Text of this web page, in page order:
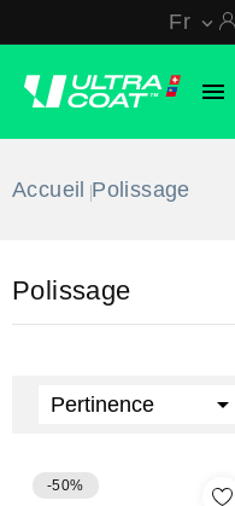
Fr 

Accueil Polissage
Polissage
Pertinence 
-50%